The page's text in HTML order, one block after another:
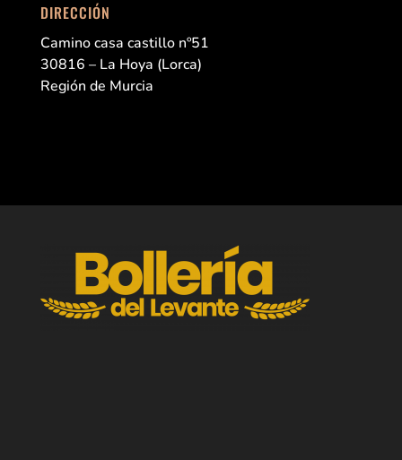
DIRECCIÓN
Camino casa castillo nº51
30816 – La Hoya (Lorca)
Región de Murcia